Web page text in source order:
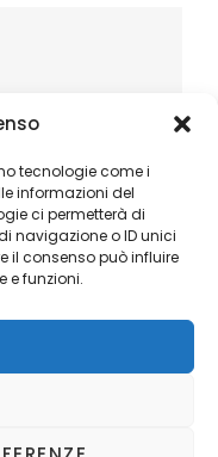
tecnologie come i
informazioni del
ci permetterà di
navigazione o ID unici
il consenso può influire
e funzioni.